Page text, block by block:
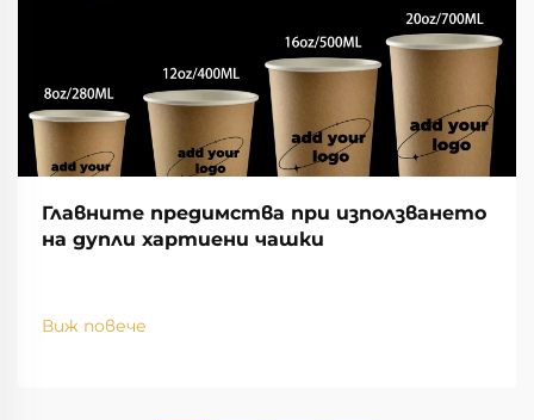
Главните предимства при използването
на дупли хартиени чашки
Виж повече